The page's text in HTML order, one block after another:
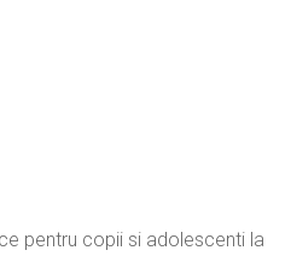
pentru copii si adolescenti la